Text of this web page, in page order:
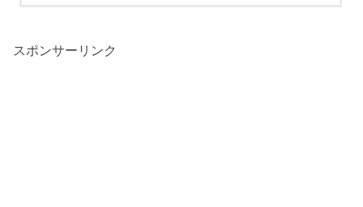
スポンサーリンク